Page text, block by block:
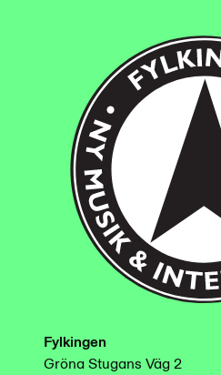
Fylkingen
Gröna Stugans Väg 2